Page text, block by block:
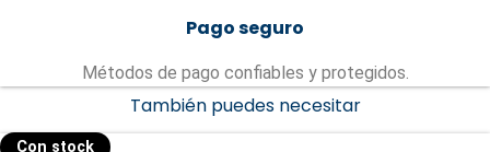
Pago seguro
Métodos de pago confiables y protegidos.
También puedes necesitar
Con stock